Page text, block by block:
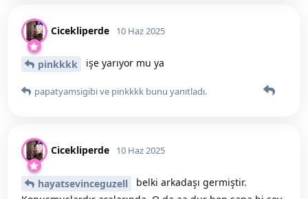
Cicekliperde 10 Haz 2025
pinkkkk işe yarıyor mu ya
papatyamsigibive pinkkkk bunu yanıtladı.
Cicekliperde 10 Haz 2025
hayatsevinceguzell
belki arkadaşı germiştir.